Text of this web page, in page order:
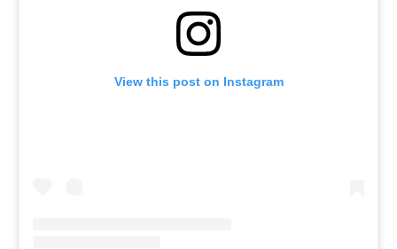
View this post on Instagram